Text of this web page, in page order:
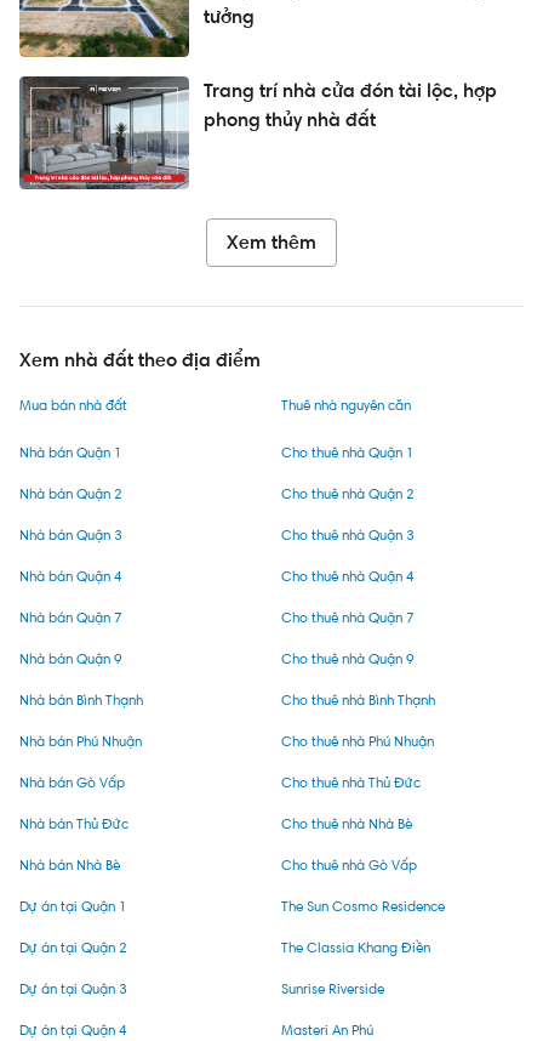
tưởng
Trang trí nhà cửa đón tài lộc, hợp
phong thủy nhà đất
Xem thêm
Xem nhà đất theo địa điểm
Mua bán nhà đất
Nhà bán Quận 1
Nhà bán Quận 2
Nhà bán Quận 3
Nhà bán Quận 4
Nhà bán Quận 7
Nhà bán Quận 9
Nhà bán Bình Thạnh
Nhà bán Phú Nhuận
Nhà bán Gò Vấp
Nhà bán Thủ Đức
Nhà bán Nhà Bè
Thuê nhà nguyên căn
Cho thuê nhà Quận 1
Cho thuê nhà Quận 2
Cho thuê nhà Quận 3
Cho thuê nhà Quận 4
Cho thuê nhà Quận 7
Cho thuê nhà Quận 9
Cho thuê nhà Bình Thạnh
Cho thuê nhà Phú Nhuận
Cho thuê nhà Thủ Đức
Cho thuê nhà Nhà Bè
Cho thuê nhà Gò Vấp
Dự án tại Quận 1
Dự án tại Quận 2
Dự án tại Quận 3
Dự án tại Quận 4
The Sun Cosmo Residence
The Classia Khang Điền
Sunrise Riverside
Masteri An Phú